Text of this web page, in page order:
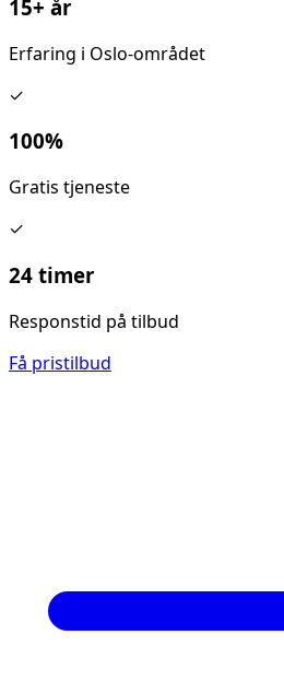
15+ år
Erfaring i Oslo-området
✓
100%
Gratis tjeneste
✓
24 timer
Responstid på tilbud
Få pristilbud